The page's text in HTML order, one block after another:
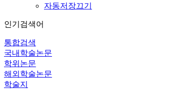
자동저장끄기
인기검색어
통합검색
국내학술논문
학위논문
해외학술논문
학술지